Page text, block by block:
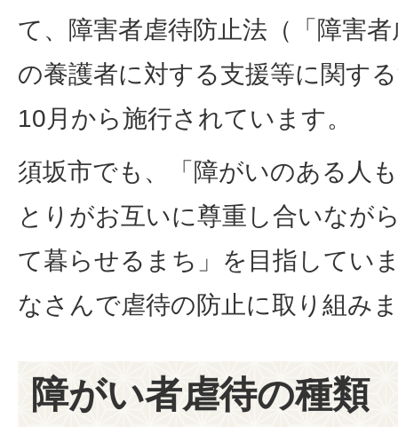
て、障害者虐待防止法（「障害
の養護者に対する支援等に関す
10月から施行されています。
須坂市でも、「障がいのある人
とりがお互いに尊重し合いなが
て暮らせるまち」を目指してい
なさんで虐待の防止に取り組み
障がい者虐待の種類